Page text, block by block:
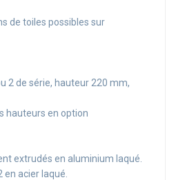
de toiles possibles sur
2 de série, hauteur 220 mm,
hauteurs en option
extrudés en aluminium laqué.
acier laqué.